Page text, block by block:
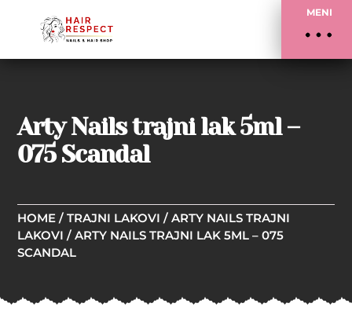
MENI
Arty Nails trajni lak 5ml –
075 Scandal
HOME /TRAJNI LAKOVI /ARTY NAILS TRAJNI
LAKOVI / ARTY NAILS TRAJNI LAK 5ML – 075
SCANDAL